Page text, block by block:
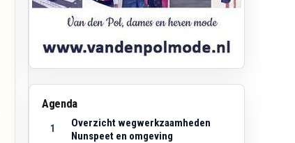
Agenda
1
Overzicht wegwerkzaamheden
Nunspeet en omgeving